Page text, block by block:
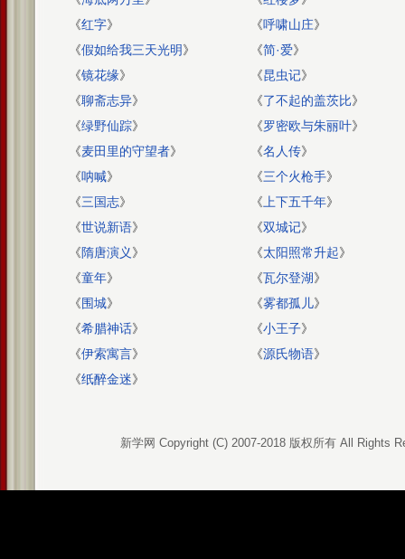
《红字》 《呼啸山庄》
《假如给我三天光明》 《简·爱》
《镜花缘》 《昆虫记》
《聊斋志异》 《了不起的盖茨比》
《绿野仙踪》 《罗密欧与朱丽叶》
《麦田里的守望者》 《名人传》
《呐喊》 《三个火枪手》
《三国志》 《 上下五千年》
《世说新语》 《双城记》
《隋唐演义》 《太阳照常升起》
《童年》 《瓦尔登湖》
《围城》 《雾都孤儿》
《希腊神话》 《小王子》
《伊索寓言》 《源氏物语》
《纸醉金迷》
新学网 Copyright (C) 2007-2018 版权所有 All Rights